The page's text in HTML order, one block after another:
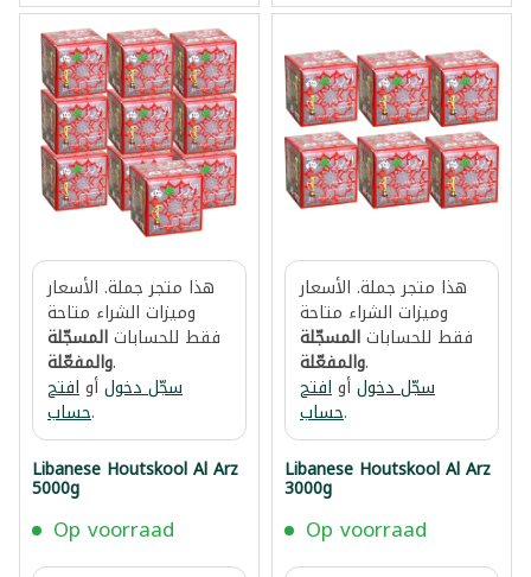
هذا متجر جملة. الأسعار
وميزات الشراء متاحة
فقط للحساباتالمسجّلة
والمفعّلة.
سجّل دخولأوافتح
حساب.
Libanese Houtskool Al Arz
5000g
Op voorraad
هذا متجر جملة. الأسعار
وميزات الشراء متاحة
فقط للحساباتالمسجّلة
والمفعّلة.
سجّل دخولأوافتح
حساب.
Libanese Houtskool Al Arz
3000g
Op voorraad